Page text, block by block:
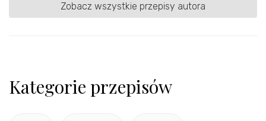
Zobacz wszystkie przepisy autora
Kategorie przepisów